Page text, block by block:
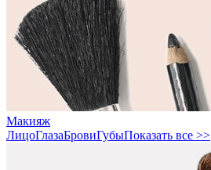
Макияж
ЛицоГлазаБровиГубыПоказать все >>